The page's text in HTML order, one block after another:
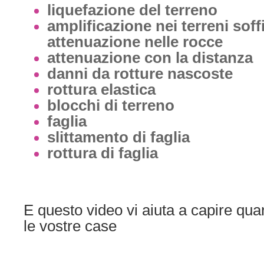
liquefazione del terreno
amplificazione nei terreni
attenuazione nelle rocce
attenuazione con la distanza
danni da rotture nascoste
rottura elastica
blocchi di terreno
faglia
slittamento di faglia
rottura di faglia
E questo video vi aiuta a capire
le vostre case